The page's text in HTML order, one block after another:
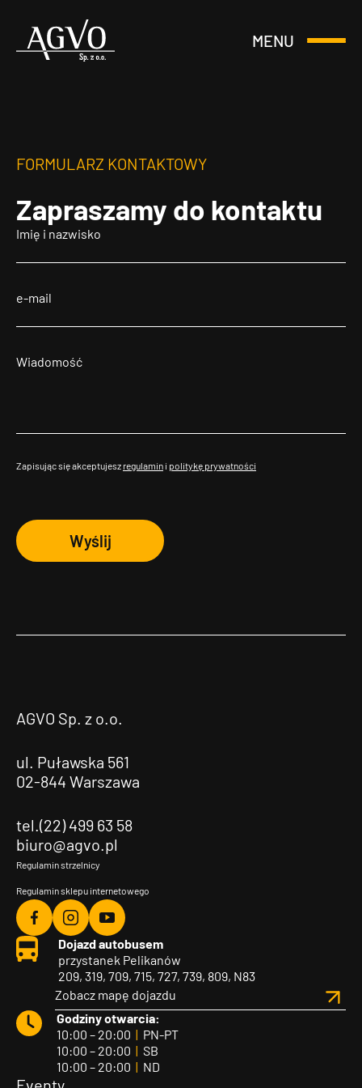
Header
MENU
Otwórz
FORMULARZ KONTAKTOWY
Zapraszamy do kontaktu
Zapisując się akceptujesz regulamin i politykę prywatności
Wyślij
AGVO Sp. z o.o.
ul. Puławska 561
02-844 Warszawa
tel.(22) 499 63 58
biuro@agvo.pl
Regulamin strzelnicy
Regulamin sklepu internetowego
Agvo
Facebook
Agvo
Instagram
Agvo
YouTube
Dojazd autobusem
przystanek Pelikanów
209, 319, 709, 715, 727, 739, 809, N83
Zobacz mapę dojazdu
Godziny otwarcia:
10:00 – 20:00 | PN-PT
10:00 – 20:00 | SB
10:00 – 20:00 | ND